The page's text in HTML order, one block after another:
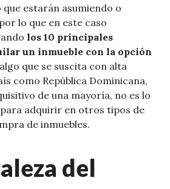
estarán asumiendo o
lo que en este caso
los 10 principales
un inmueble con la opción
que se suscita con alta
como República Dominicana,
de una mayoría, no es lo
adquirir en otros tipos de
de inmuebles.
del